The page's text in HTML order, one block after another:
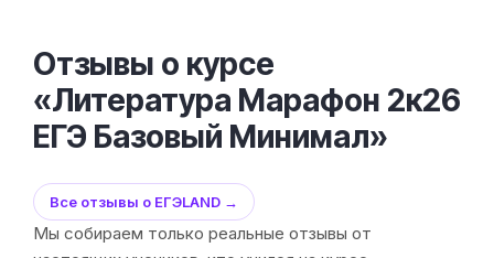
Отзывы о курсе
«Литература Марафон 2к26
ЕГЭ Базовый Минимал»
Все отзывы о ЕГЭLAND →
Мы собираем только реальные отзывы от